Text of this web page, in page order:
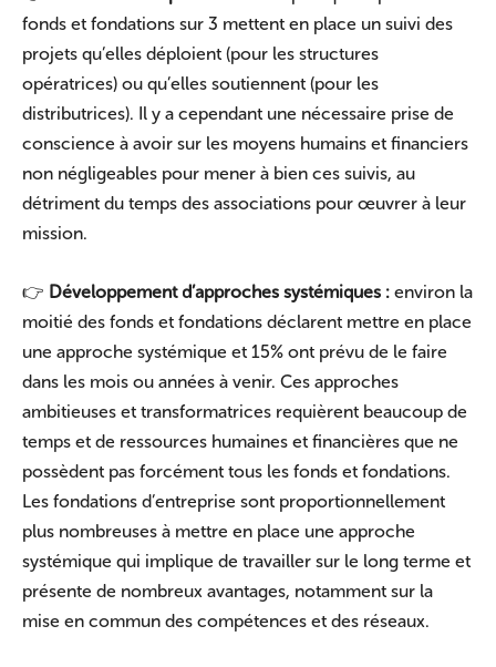
fonds et fondations sur 3 mettent en place un suivi des
projets qu’elles déploient (pour les structures
opératrices) ou qu’elles soutiennent (pour les
distributrices). Il y a cependant une nécessaire prise de
conscience à avoir sur les moyens humains et financiers
non négligeables pour mener à bien ces suivis, au
détriment du temps des associations pour œuvrer à leur
mission.
👉 Développement d’approches systémiques : environ la
moitié des fonds et fondations déclarent mettre en place
une approche systémique et 15% ont prévu de le faire
dans les mois ou années à venir. Ces approches
ambitieuses et transformatrices requièrent beaucoup de
temps et de ressources humaines et financières que ne
possèdent pas forcément tous les fonds et fondations.
Les fondations d’entreprise sont proportionnellement
plus nombreuses à mettre en place une approche
systémique qui implique de travailler sur le long terme et
présente de nombreux avantages, notamment sur la
mise en commun des compétences et des réseaux.